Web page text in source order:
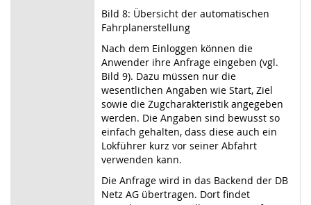
Bild 8: Übersicht der automatischen
Fahrplanerstellung
Nach dem Einloggen können die
Anwender ihre Anfrage eingeben (vgl.
Bild 9). Dazu müssen nur die
wesentlichen Angaben wie Start, Ziel
sowie die Zugcharakteristik angegeben
werden. Die Angaben sind bewusst so
einfach gehalten, dass diese auch ein
Lokführer kurz vor seiner Abfahrt
verwenden kann.
Die Anfrage wird in das Backend der DB
Netz AG übertragen. Dort findet